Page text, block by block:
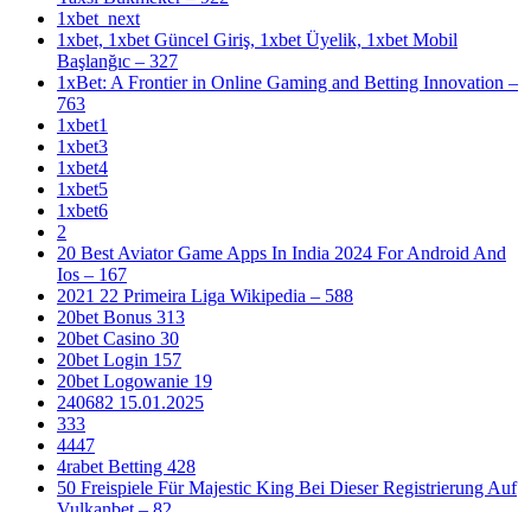
1xbet_next
1xbet, 1xbet Güncel Giriş, 1xbet Üyelik, 1xbet Mobil
Başlanğıc – 327
1xBet: A Frontier in Online Gaming and Betting Innovation –
763
1xbet1
1xbet3
1xbet4
1xbet5
1xbet6
2
20 Best Aviator Game Apps In India 2024 For Android And
Ios – 167
2021 22 Primeira Liga Wikipedia – 588
20bet Bonus 313
20bet Casino 30
20bet Login 157
20bet Logowanie 19
240682 15.01.2025
333
4447
4rabet Betting 428
50 Freispiele Für Majestic King Bei Dieser Registrierung Auf